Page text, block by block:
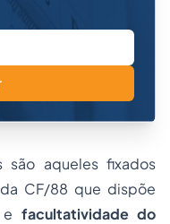
são aqueles fixados
CF/88 que dispõe
e facultatividade do